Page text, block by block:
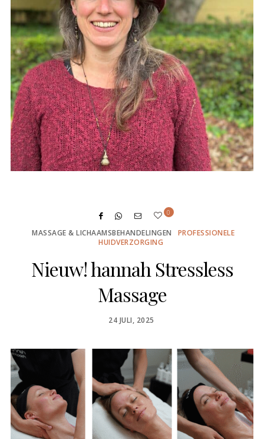
0
MASSAGE & LICHAAMSBEHANDELINGEN
PROFESSIONELE
HUIDVERZORGING
Nieuw! hannah Stressless
Massage
POSTED
24 JULI, 2025